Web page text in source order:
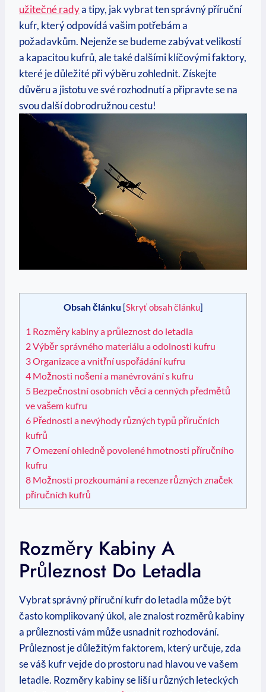
užitečné radya⁤ tipy, jak vybrat ten správný příruční⁣
kufr, který⁣ odpovídá ⁤vašim potřebám a
požadavkům. Nejenže se budeme zabývat ⁣velikostí
‌a kapacitou kufrů, ⁢ale ‍také dalšími klíčovými faktory,
které je důležité ‌při výběru zohlednit. ⁣Získejte
důvěru a jistotu ve své rozhodnutí a připravte se na ​
svou další dobrodružnou cestu!
Obsah článku [Skryť obsah článku]
1 Rozměry kabiny a průleznost do letadla
2Výběr správného materiálu a odolnosti kufru
3Organizace a vnitřní uspořádání kufru
4 Možnosti nošení a⁣ manévrování s kufru
5 Bezpečnostní osobních věcí a cenných předmětů
ve ⁤vašem kufru
6 Přednosti ⁤a nevýhody různých typů⁢ příručních
kufrů
7Omezení ohledně povolené hmotnosti příručního
kufru
8 Možnosti prozkoumání⁢ a ‍recenze různých značek
příručních kufrů
Rozměry Kabiny A
Průleznost Do Letadla
Vybrat správný příruční kufr do letadla může být
často ⁢komplikovaný úkol, ale znalost rozměrů kabiny
a ‌průleznosti vám může usnadnit ‍rozhodování.
Průleznost je důležitým faktorem,⁣ který určuje, ‍zda
se váš ⁤kufr vejde do prostoru nad ⁣hlavou ve vašem
letadle. Rozměry kabiny se ⁣liší u různých leteckých